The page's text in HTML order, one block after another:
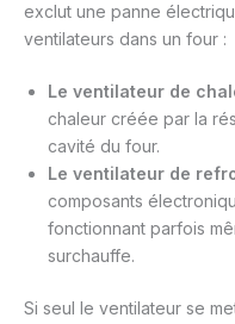
exclut une panne
ventilateurs dans un four :
Le ventilateur de
chaleur créée par la
cavité du four.
Le ventilateur de
composants
fonctionnant parfois
surchauffe.
Si seul le ventilateur se